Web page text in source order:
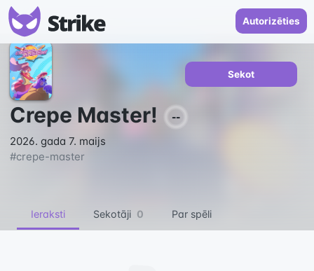
Autorizēties
Crepe Master! --
2026. gada 7. maijs
#crepe-master
Sekot
Ieraksti Sekotāji 0 Par spēli